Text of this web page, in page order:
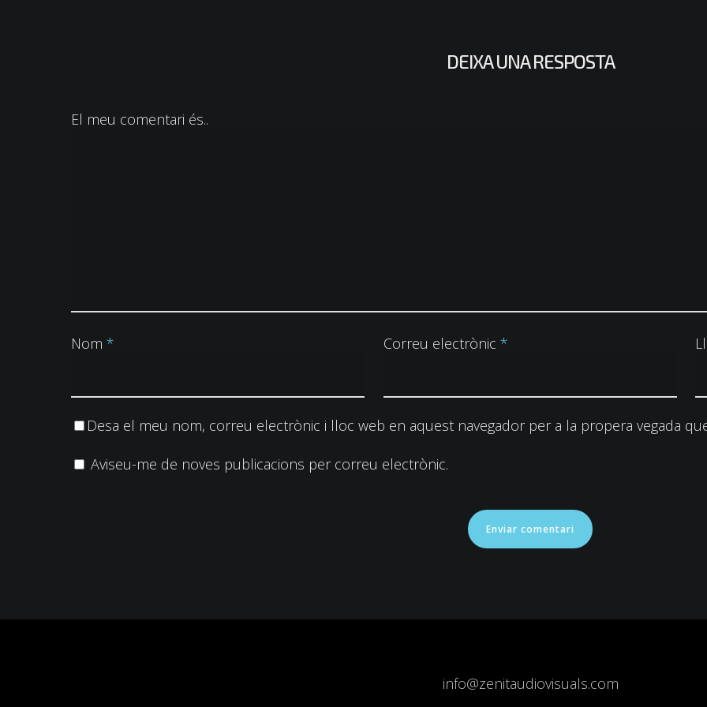
DEIXA UNA RESPOSTA
El meu comentari és..
Nom * Correu electrònic *
Desa el meu nom, correu electrònic i lloc web en aquest navegador per a la propera vegada
Aviseu-me de noves publicacions per correu electrònic.
info@zenitaudiovisuals.com